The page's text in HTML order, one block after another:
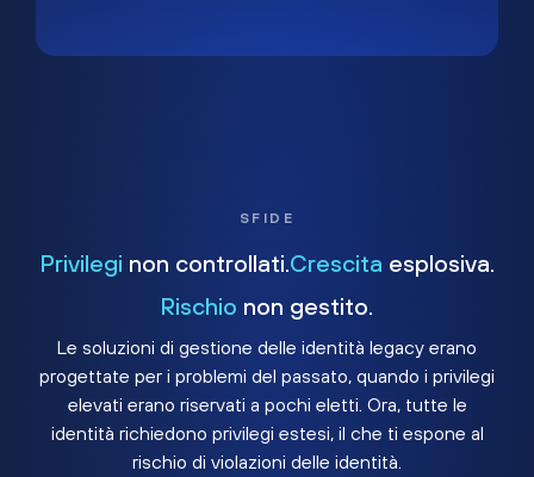
SFIDE
Privilegi non controllati. Crescita esplosiva.
Rischio non gestito.
Le soluzioni di gestione delle identità legacy erano
progettate per i problemi del passato, quando i privilegi
elevati erano riservati a pochi eletti. Ora, tutte le
identità richiedono privilegi estesi, il che ti espone al
rischio di violazioni delle identità.